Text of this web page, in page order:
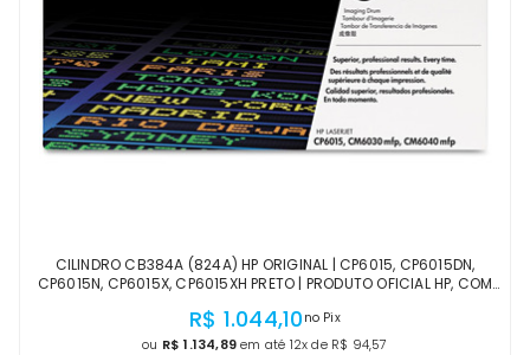
CILINDRO CB384A (824A) HP ORIGINAL | CP6015, CP6015DN,
CP6015N, CP6015X, CP6015XH PRETO | PRODUTO OFICIAL HP, COM
R$ 1.044,10 no Pix
ou R$ 1.134,89em até 12x de R$ 94,57